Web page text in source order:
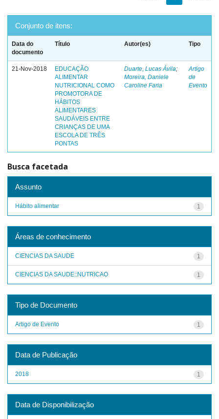
Conjunto de itens:
Data do
documento
Título Autor(es) Tipo
21-Nov-2018
EDUCAÇÃO
ALIMENTAR
NUTRICIONAL COMO
PROMOTORA DE
HÁBITOS
ALIMENTARES
SAUDÁVEIS ENTRE
CRIANÇAS DE UMA
ESCOLA DE TRÊS
PONTAS
Duarte, Lucas Ávila;
Moreira, Daniele
Caroline Faria
Artigo
de
Evento
Busca facetada
Assunto
1
Hábito alimentar
Áreas de conhecimento
1
CIENCIAS DA SAUDE
1
CIENCIAS DA SAUDE::NUTRICAO
Tipo de Documento
1
Artigo de Evento
Data de Publicação
1
2018
Data de Disponibilização